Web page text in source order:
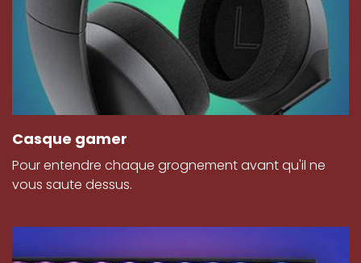
Casque gamer
Pour entendre chaque grognement avant qu'il ne
vous saute dessus.